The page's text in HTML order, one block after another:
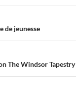
de jeunesse
The Windsor Tapestry